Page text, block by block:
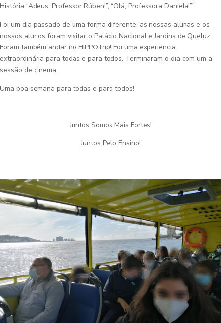
História “Adeus, Professor Rúben!”, “Olá, Professora Daniela!””.
Foi um dia passado de uma forma diferente, as nossas alunas e os
nossos alunos foram visitar o Palácio Nacional e Jardins de Queluz.
Foram também andar no HIPPOTrip! Foi uma experiencia
extraordinária para todas e para todos. Terminaram o dia com um a
sessão de cinema.
Uma boa semana para todas e para todos!
Juntos Somos Mais Fortes!
Juntos Pelo Ensino!